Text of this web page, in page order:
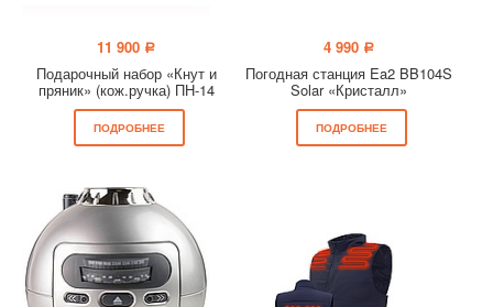
11 900 a
Подарочный набор «Кнут и
пряник» (кож.ручка) ПН-14
ПОДРОБНЕЕ
4 990 a
Погодная станция Ea2 BB104S
Solar «Кристалл»
ПОДРОБНЕЕ